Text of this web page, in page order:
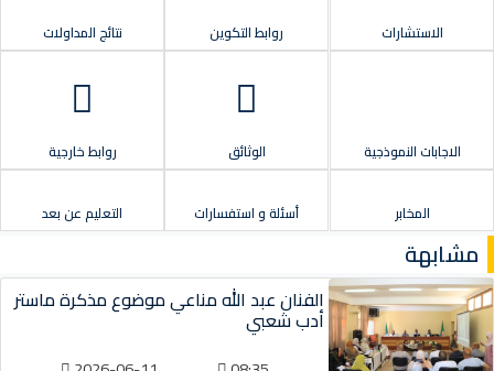
الاستشارات روابط التكوين نتائج المداولات
الاجابات النموذجية الوثائق روابط خارجية
المخابر أسئلة و استفسارات التعليم عن بعد
مشابهة
الفنان عبد الله مناعي موضوع مذكرة ماستر
أدب شعبي